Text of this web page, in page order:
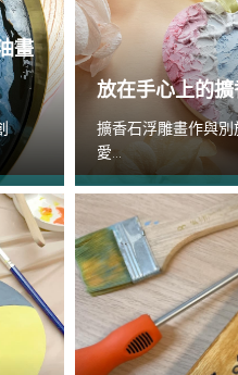
畫
放在手心上的
擴香石浮雕畫作與
愛...